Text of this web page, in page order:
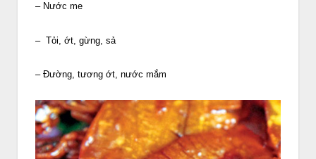
– Nước me
– Tỏi, ớt, gừng, sả
– Đường, tương ớt, nước mắm